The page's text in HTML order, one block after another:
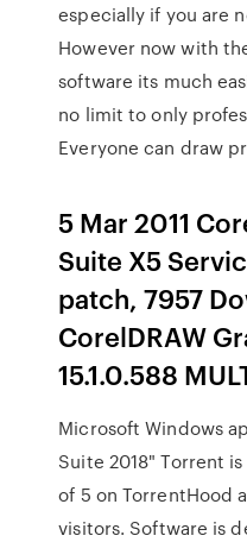
especially if you are
However now with
software its much
no limit to only
Everyone can draw
5 Mar 2011
Suite X5
patch, 7957
CorelDRAW
15.1.0.588
Microsoft Windows
Suite 2018" Torrent
of 5 on TorrentHood
visitors. Software is